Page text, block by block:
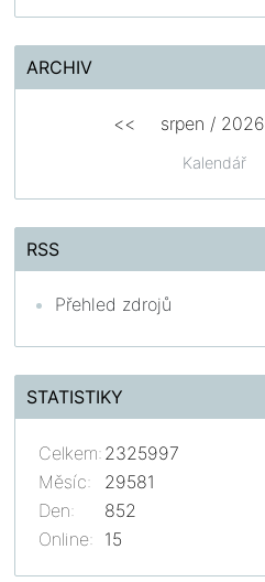
ARCHIV
Kalendář
<< srpen / 2026
RSS
Přehled zdrojů
STATISTIKY
Online: 15
Celkem: 2325997
Měsíc:
29581
Den:
852